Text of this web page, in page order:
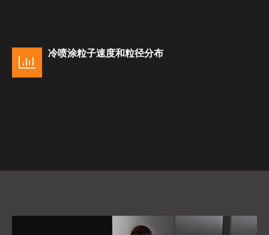
冷喷涂粒子速度和粒径分布